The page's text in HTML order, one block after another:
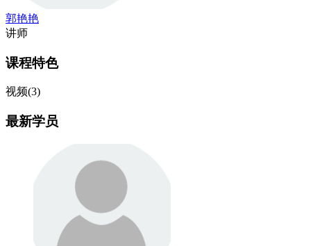
郭艳艳
讲师
课程特色
视频(3)
最新学员